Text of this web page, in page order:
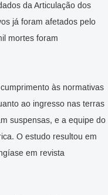
da Articulação dos
já foram afetados pelo
mortes foram
às normativas
ao ingresso nas terras
suspensas, e a equipe do
O estudo resultou em
em revista